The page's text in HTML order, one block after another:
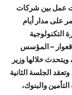
عمل بين شركات
على مدار أيام
التكنولوجية
قعوار – المؤسس
خلالها وزير
الجلسة الثانية
والبنوك،